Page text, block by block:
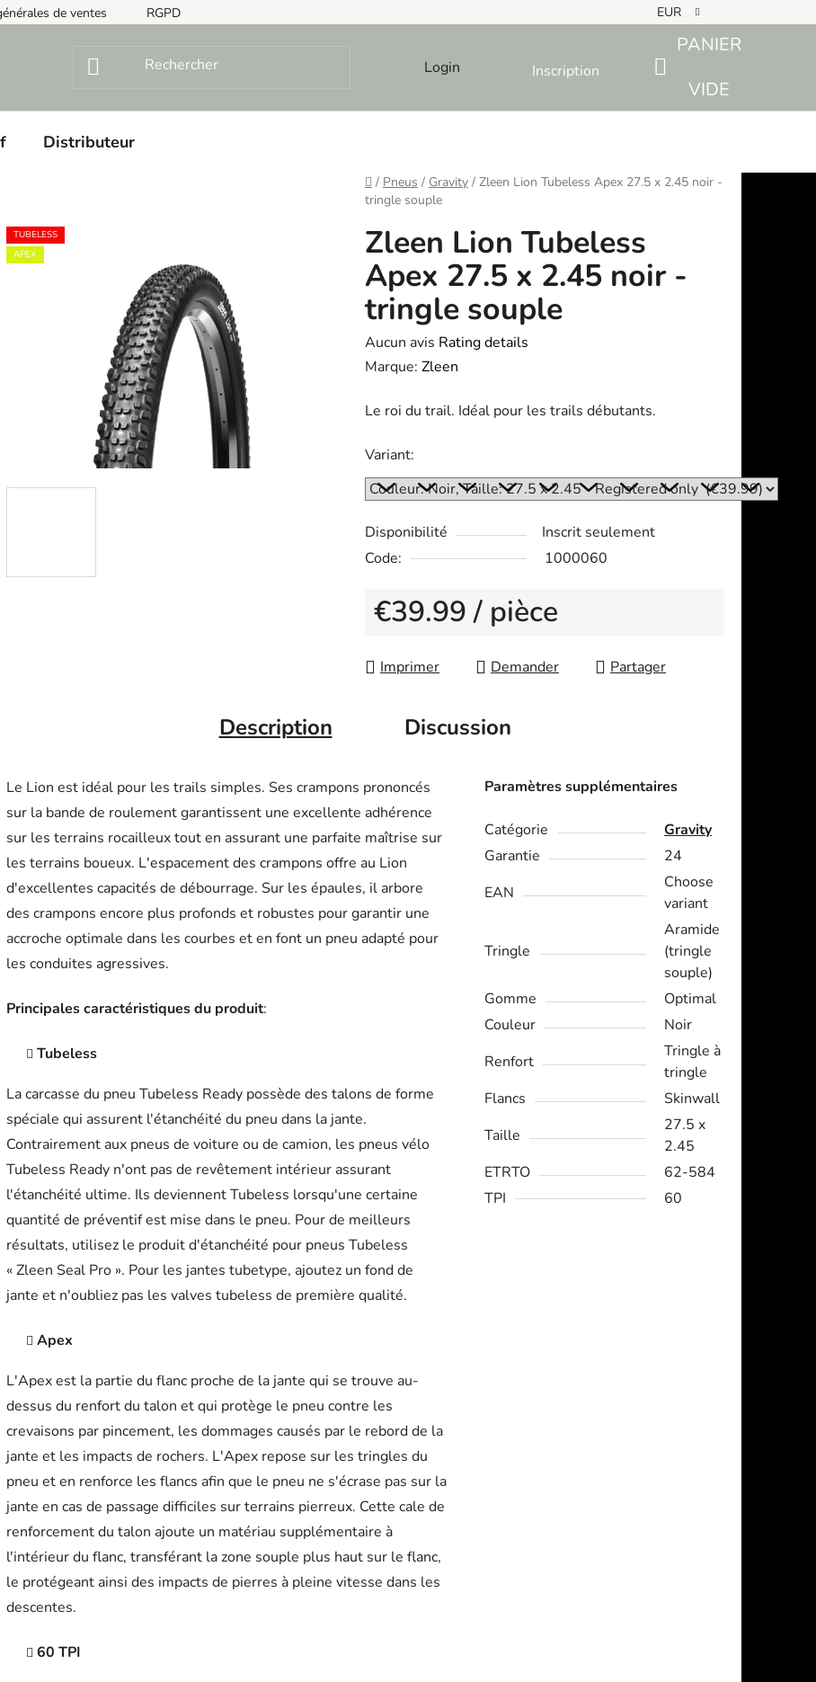
de ventes RGPD EUR
Login Inscription
SHOPPING
PANIER
VIDE
Distributeur
Home
/ Pneus / Gravity / Zleen Lion Tubeless Apex 27.5 x 2.45 noir -
tringle souple
Zleen Lion Tubeless
Apex 27.5 x 2.45 noir -
tringle souple
The
average
rating
0.0
out
5
stars.
Aucun avis Rating details
Marque: Zleen
Le roi du trail. Idéal pour les trails débutants.
Variant:
Disponibilité
Inscrit seulement
Code:
1000060
€39.99/ pièce
Imprimer
Demander Partager
TUBELESS
APEX
Description Discussion
Le Lion est idéal pour les trails simples. Ses crampons prononcés
sur la bande de roulement garantissent une excellente adhérence
sur les terrains rocailleux tout en assurant une parfaite maîtrise sur
les terrains boueux. L'espacement des crampons offre au Lion
d'excellentes capacités de débourrage. Sur les épaules, il arbore
des crampons encore plus profonds et robustes pour garantir une
accroche optimale dans les courbes et en font un pneu adapté pour
les conduites agressives.
Principales caractéristiques du produit:
Tubeless
La carcasse du pneu Tubeless Ready possède des talons de forme
spéciale qui assurent l'étanchéité du pneu dans la jante.
Contrairement aux pneus de voiture ou de camion, les pneus vélo
Tubeless Ready n'ont pas de revêtement intérieur assurant
l'étanchéité ultime. Ils deviennent Tubeless lorsqu'une certaine
quantité de préventif est mise dans le pneu. Pour de meilleurs
résultats, utilisez le produit d'étanchéité pour pneus Tubeless
« Zleen Seal Pro ». Pour les jantes tubetype, ajoutez un fond de
jante et n'oubliez pas les valves tubeless de première qualité.
Apex
L'Apex est la partie du flanc proche de la jante qui se trouve au-
dessus du renfort du talon et qui protège le pneu contre les
crevaisons par pincement, les dommages causés par le rebord de la
jante et les impacts de rochers. L'Apex repose sur les tringles du
pneu et en renforce les flancs afin que le pneu ne s'écrase pas sur la
jante en cas de passage difficiles sur terrains pierreux. Cette cale de
renforcement du talon ajoute un matériau supplémentaire à
l'intérieur du flanc, transférant la zone souple plus haut sur le flanc,
le protégeant ainsi des impacts de pierres à pleine vitesse dans les
descentes.
60 TPI
Paramètres supplémentaires
Catégorie
Gravity
Garantie
24
EAN
Choose
variant
Tringle
Aramide
(tringle
souple)
Gomme
Optimal
Couleur
Noir
Renfort
Tringle à
tringle
Flancs
Skinwall
Taille
27.5 x
2.45
ETRTO
62-584
TPI
60